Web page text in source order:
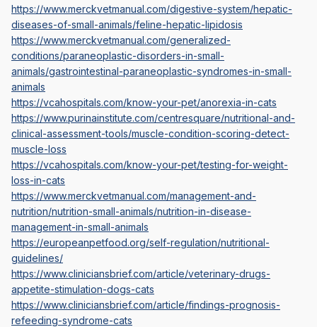
https://www.merckvetmanual.com/digestive-system/hepatic-
diseases-of-small-animals/feline-hepatic-lipidosis
https://www.merckvetmanual.com/generalized-
conditions/paraneoplastic-disorders-in-small-
animals/gastrointestinal-paraneoplastic-syndromes-in-small-
animals
https://vcahospitals.com/know-your-pet/anorexia-in-cats
https://www.purinainstitute.com/centresquare/nutritional-and-
clinical-assessment-tools/muscle-condition-scoring-detect-
muscle-loss
https://vcahospitals.com/know-your-pet/testing-for-weight-
loss-in-cats
https://www.merckvetmanual.com/management-and-
nutrition/nutrition-small-animals/nutrition-in-disease-
management-in-small-animals
https://europeanpetfood.org/self-regulation/nutritional-
guidelines/
https://www.cliniciansbrief.com/article/veterinary-drugs-
appetite-stimulation-dogs-cats
https://www.cliniciansbrief.com/article/findings-prognosis-
refeeding-syndrome-cats